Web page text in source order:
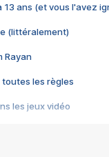
13 ans (et vous l'avez
(littéralement)
Rayan
toutes les règles
les jeux vidéo